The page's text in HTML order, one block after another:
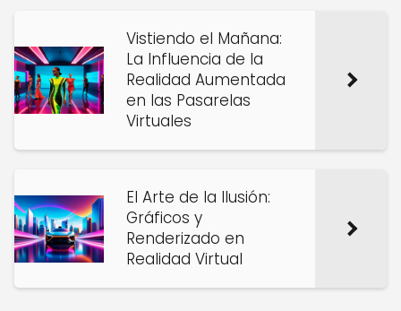
Vistiendo el Mañana:
La Influencia de la
Realidad Aumentada
en las Pasarelas
Virtuales
El Arte de la Ilusión:
Gráficos y
Renderizado en
Realidad Virtual